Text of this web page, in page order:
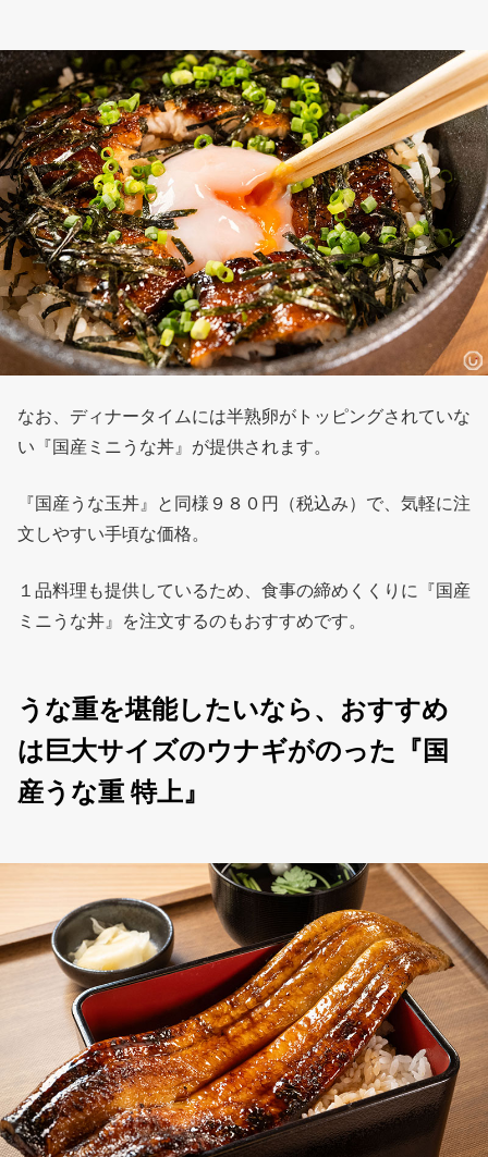
なお、ディナータイムには半熟卵がトッピングされていな
い『国産ミニうな丼』が提供されます。
『国産うな玉丼』と同様９８０円（税込み）で、気軽に注
文しやすい手頃な価格。
１品料理も提供しているため、食事の締めくくりに『国産
ミニうな丼』を注文するのもおすすめです。
うな重を堪能したいなら、おすすめ
は巨大サイズのウナギがのった『国
産うな重 特上』